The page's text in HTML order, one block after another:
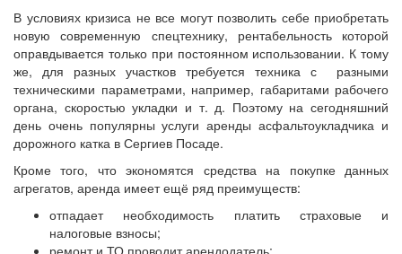
В условиях кризиса не все могут позволить себе приобретать
новую современную спецтехнику, рентабельность которой
оправдывается только при постоянном использовании. К тому
же, для разных участков требуется техника с разными
техническими параметрами, например, габаритами рабочего
органа, скоростью укладки и т. д. Поэтому на сегодняшний
день очень популярны услуги аренды асфальтоукладчика и
дорожного катка в Сергиев Посаде.
Кроме того, что экономятся средства на покупке данных
агрегатов, аренда имеет ещё ряд преимуществ:
отпадает необходимость платить страховые и
налоговые взносы;
ремонт и ТО проводит арендодатель;